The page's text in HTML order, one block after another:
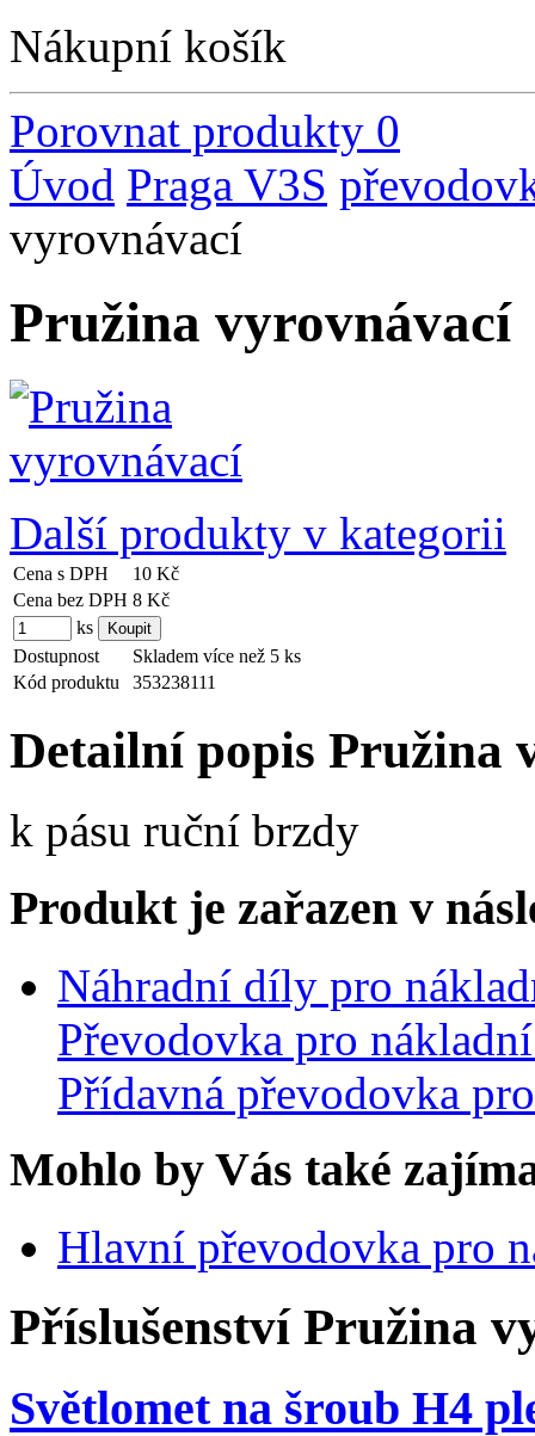
Nákupní košík
Porovnat produkty 0
Úvod Praga V3S
vyrovnávací
Pružina vyrovnávací
Další produkty v kategorii
Cena s DPH
10 Kč
Cena bez DPH 8 Kč
ks
Dostupnost
Skladem více než 5 ks
Kód produktu
353238111
Detailní popis Pružina
k pásu ruční brzdy
Produkt je zařazen v
Náhradní díly pro
Převodovka pro
Přídavná převodovka
Mohlo by Vás také
Hlavní převodovka pro
Příslušenství Pružina
Světlomet na šroub H4